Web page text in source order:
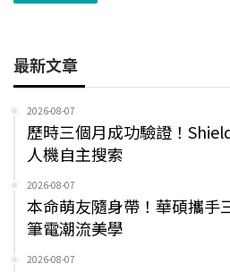
最新文章
2026-08-07
歷時三個月成功驗證！
人機自主搜索
2026-08-07
本命萌友隨身帶！華碩攜手
筆電潮流美學
2026-08-07